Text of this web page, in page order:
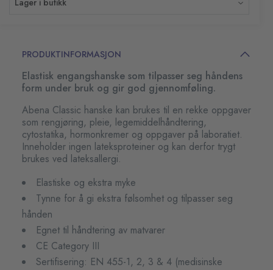
Lager i butikk
PRODUKTINFORMASJON
Elastisk engangshanske som tilpasser seg håndens
form under bruk og gir god gjennomføling.
Abena Classic hanske kan brukes til en rekke oppgaver
som rengjøring, pleie, legemiddelhåndtering,
cytostatika, hormonkremer og oppgaver på laboratiet.
Inneholder ingen lateksproteiner og kan derfor trygt
brukes ved lateksallergi.
Elastiske og ekstra myke
Tynne for å gi ekstra følsomhet og tilpasser seg
hånden
Egnet til håndtering av matvarer
CE Category III
Sertifisering: EN 455-1, 2, 3 & 4 (medisinske